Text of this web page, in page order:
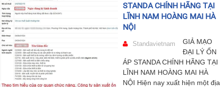
STANDA CHÍNH HÃNG TẠI
LĨNH NAM HOÀNG MAI HÀ
NỘI
Standavietnam
GIẢ MẠO
ĐẠI LÝ ỔN
ÁP STANDA CHÍNH HÃNG TẠI
LĨNH NAM HOÀNG MAI HÀ
NỘI Hiện nay xuất hiện một địa